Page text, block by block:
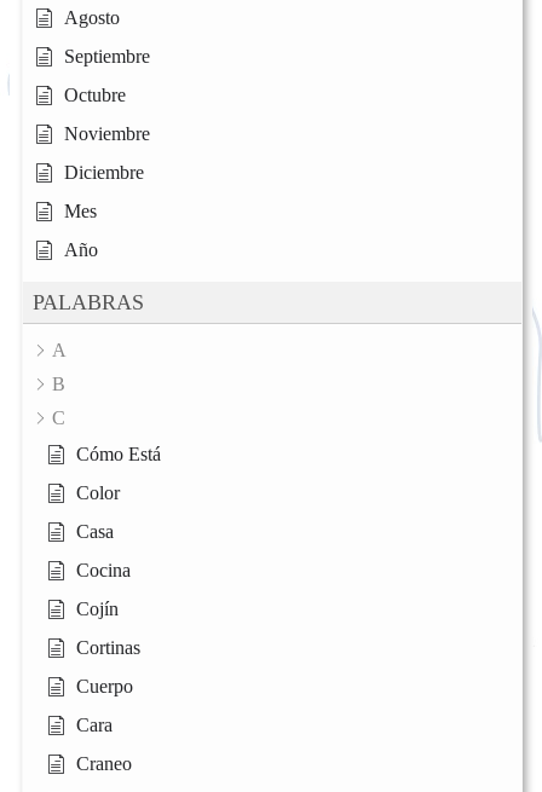
Agosto
Septiembre
Octubre
Noviembre
Diciembre
Mes
Año
PALABRAS
A
B
C
Cómo Está
Color
Casa
Cocina
Cojín
Cortinas
Cuerpo
Cara
Craneo